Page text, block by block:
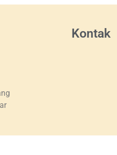
Kontak